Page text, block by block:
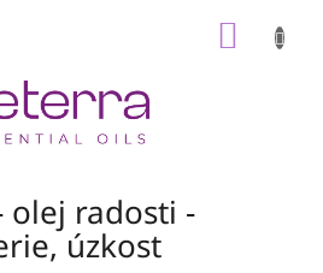
olej radosti -
úzkost